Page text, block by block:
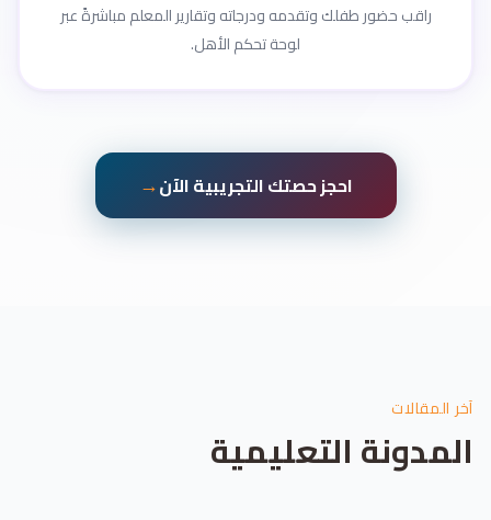
راقب حضور طفلك وتقدمه ودرجاته وتقارير المعلم مباشرةً عبر
لوحة تحكم الأهل.
احجز حصتك التجريبية الآن→
آخر المقالات
المدونة التعليمية